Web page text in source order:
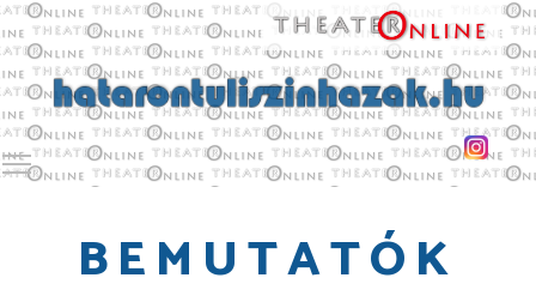
Toggle main menu visibility
BEMUTATÓK